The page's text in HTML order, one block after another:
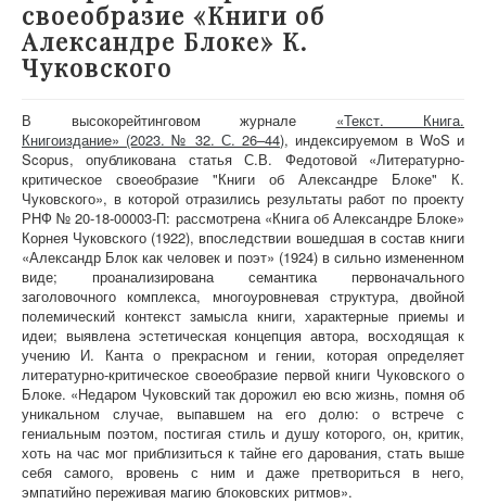
Приглашенные эксперты
Научная работа
Как работать с сайтом
Контакты
своеобразие «Книги об
Александре Блоке» К.
Чуковского
В высокорейтинговом журнале «Текст. Книга.
Книгоиздание» (2023. № 32. С. 26–44), индексируемом в WoS и
Scopus,опубликована статья С.В. Федотовой «Литературно-
критическое своеобразие "Книги об Александре Блоке" К.
Чуковского», в которой отразились результаты работ по проекту
РНФ № 20-18-00003-П: рассмотрена «Книга об Александре Блоке»
Корнея Чуковского (1922), впоследствии вошедшая в состав книги
«Александр Блок как человек и поэт» (1924) в сильно измененном
виде; проанализирована семантика первоначального
заголовочного комплекса, многоуровневая структура, двойной
полемический контекст замысла книги, характерные приемы и
идеи; выявлена эстетическая концепция автора, восходящая к
учению И. Канта о прекрасном и гении, которая определяет
литературно-критическое своеобразие первой книги Чуковского о
Блоке. «Недаром Чуковский так дорожил ею всю жизнь, помня об
уникальном случае, выпавшем на его долю: о встрече с
гениальным поэтом, постигая стиль и душу которого, он, критик,
хоть на час мог приблизиться к тайне его дарования, стать выше
себя самого, вровень с ним и даже претвориться в него,
эмпатийно переживая магию блоковских ритмов».